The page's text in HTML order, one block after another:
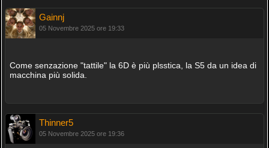
Gainnj
05 Novembre 2025 ore 19:33
Come senzazione "tattile" la 6D è più plsstica, la S5 da un idea di
macchina più solida.
Thinner5
05 Novembre 2025 ore 19:36